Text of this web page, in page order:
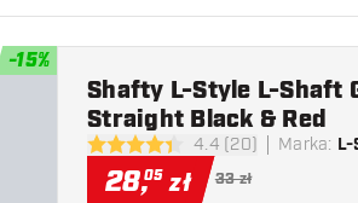
-15%
4.4 gwiazdki oceny
4.4 (20) Marka: L-
Shafty L-Style L-Shaft
Straight Black & Red
28,05 zł 33 zł